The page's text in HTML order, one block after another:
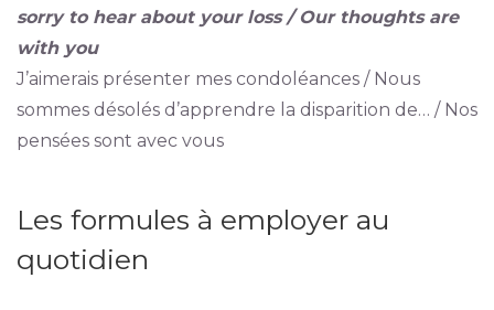
sorry to hear about your loss / Our thoughts are
with you
J’aimerais présenter mes condoléances / Nous
sommes désolés d’apprendre la disparition de… / Nos
pensées sont avec vous
Les formules à employer au
quotidien